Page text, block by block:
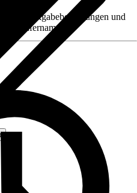
B. Rückgabebedingungen und